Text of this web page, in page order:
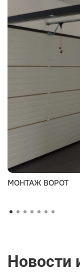
МОНТАЖ ВОРОТ
Новости